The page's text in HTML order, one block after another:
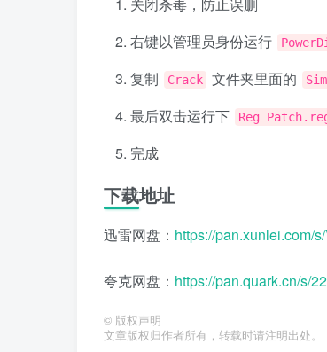
关闭杀毒，防止误删
右键以管理员身份运行
复制
Crack 文件夹里面的
最后双击运行下
Reg
完成
下载地址
迅雷网盘： https://pan.xunlei.com/
夸克网盘： https://pan.quark.cn/s/
© 版权声明
文章版权归作者所有，转载时请注明出处。